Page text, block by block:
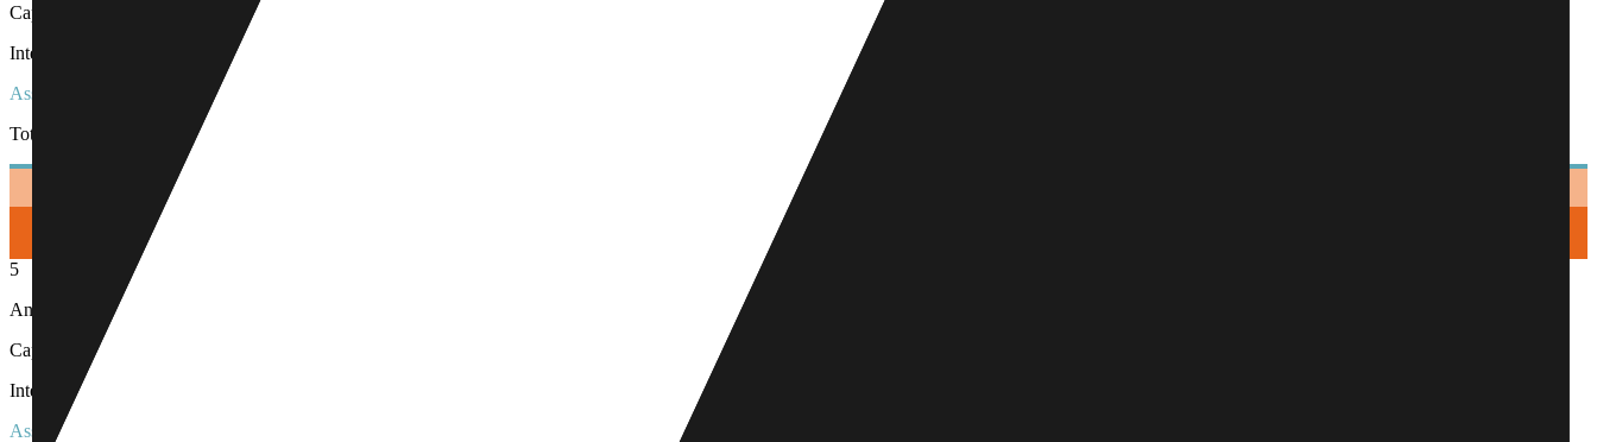
Capital :
Intérêts :
Assurance :
Total :
5
Année
Capital :
8 086 €
Intérêts :5 833 €
Assurance :